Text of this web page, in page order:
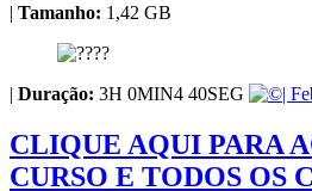
| Tamanho: 1,42 GB
| Duração: 3H 0MIN4 40SEG |
CLIQUE AQUI PARA
CURSO E TODOS OS